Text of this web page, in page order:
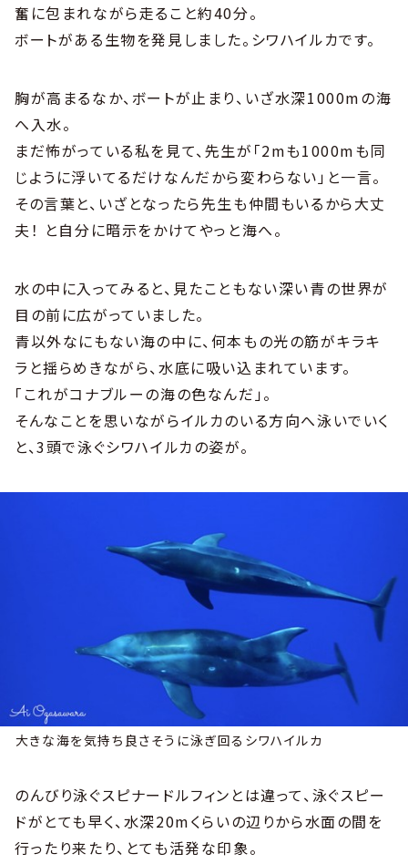
奮に包まれながら走ること約40分。
ボートがある生物を発見しました。シワハイルカです。
胸が高まるなか、ボートが止まり、いざ水深1000mの海
へ入水。
まだ怖がっている私を見て、先生が「2mも1000mも同
じように浮いてるだけなんだから変わらない」と一言。
その言葉と、いざとなったら先生も仲間もいるから大丈
夫！ と自分に暗示をかけてやっと海へ。
水の中に入ってみると、見たこともない深い青の世界が
目の前に広がっていました。
青以外なにもない海の中に、何本もの光の筋がキラキ
ラと揺らめきながら、水底に吸い込まれています。
「これがコナブルーの海の色なんだ」。
そんなことを思いながらイルカのいる方向へ泳いでいく
と、3頭で泳ぐシワハイルカの姿が。
大きな海を気持ち良さそうに泳ぎ回るシワハイルカ
のんびり泳ぐスピナードルフィンとは違って、泳ぐスピー
ドがとても早く、水深20mくらいの辺りから水面の間を
行ったり来たり、とても活発な印象。